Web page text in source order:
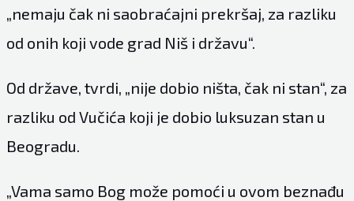
„nemaju čak ni saobraćajni prekršaj, za razliku
od onih koji vode grad Niš i državu“.
Od države, tvrdi, „nije dobio ništa, čak ni stan“, za
razliku od Vučića koji je dobio luksuzan stan u
Beogradu.
„Vama samo Bog može pomoći u ovom beznađu